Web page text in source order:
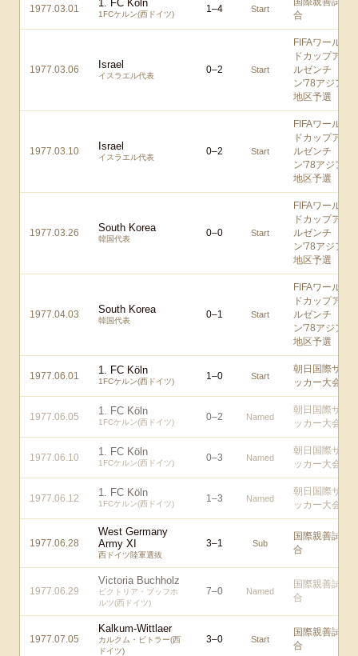
1977.03.01 1. FC Köln
1FCケルン(西ドイツ) 1–4 Start
合
1977.03.06 Israel
イスラエル代表
0–2 Start
FIFAワール
ドカップア
ルゼンチ
ン'78アジア
地区予選
1977.03.10 Israel
イスラエル代表
0–2 Start
FIFAワール
ドカップア
ルゼンチ
ン'78アジア
地区予選
1977.03.26 South Korea
韓国代表
0–0 Start
FIFAワール
ドカップア
ルゼンチ
ン'78アジア
地区予選
1977.04.03 South Korea
韓国代表
0–1 Start
FIFAワール
ドカップア
ルゼンチ
ン'78アジア
地区予選
1977.06.01 1. FC Köln
1FCケルン(西ドイツ) 1–0 Start
朝日国際サ
ッカー大会
1977.06.05 1. FC Köln
1FCケルン(西ドイツ) 0–2 Named
朝日国際サ
ッカー大会
1977.06.10 1. FC Köln
1FCケルン(西ドイツ) 0–3 Named
朝日国際サ
ッカー大会
1977.06.12 1. FC Köln
1FCケルン(西ドイツ) 1–3 Named
朝日国際サ
ッカー大会
1977.06.28
West Germany
Army XI
西ドイツ陸軍選抜
3–1 Sub
国際親善試
合
1977.06.29
Victoria Buchholz
ビクトリア・ブッフホ
ルツ(西ドイツ)
7–0 Named
国際親善試
合
1977.07.05
Kalkum-Wittlaer
カルクム・ビトラー(西
ドイツ)
3–0 Start
国際親善試
合